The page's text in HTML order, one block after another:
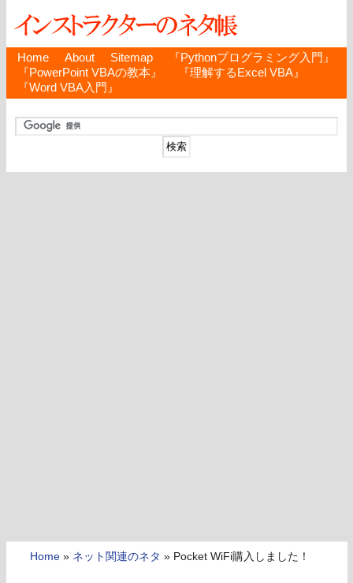
Home About Sitemap
『Pythonプログラミング入門』
『PowerPoint VBAの教本』
『理解するExcel VBA』
『Word VBA入門』
Home » ネット関連のネタ » Pocket WiFi購入しました！